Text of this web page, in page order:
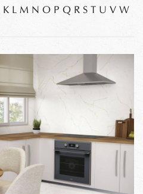
K L M N O P Q R S T U V W